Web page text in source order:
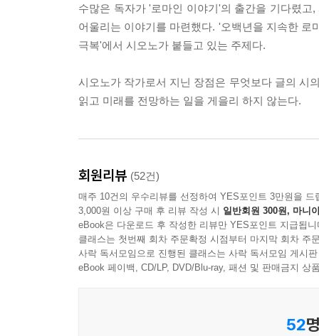
수많은 독자가 '로마인 이야기'의 출간을 기다렸
어울리는 이야기를 마련했다. '오백년을 지속한
극복'에서 시오노가 붙들고 있는 주제다.
시오노가 작가로서 지닌 장점은 무엇보다 글의 시
읽고 미래를 전망하는 일을 게을리 하지 않는다.
회원리뷰 (52건)
매주 10건의 우수리뷰를 선정하여 YES포인트 3만원을 드
3,000원 이상 구매 후 리뷰 작성 시 일반회원 300원, 마니
eBook은 다운로드 후 작성한 리뷰만 YES포인트 지급됩니
클래스는 첫번째 회차 주문확정 시점부터 마지막 회차 주
사락 독서모임으로 진행된 클래스는 사락 독서모임 게시
eBook 페이백, CD/LP, DVD/Blu-ray, 패션 및 판매금지 상
52